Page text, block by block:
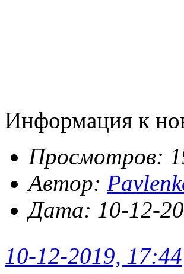
Информация к
Просмотров:
Автор:
Дата: 10-12-
10-12-2019, 17:44